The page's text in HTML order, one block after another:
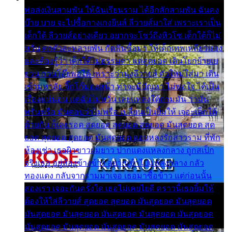
พ่อส่งเงินสามพัน ให้ฉันเรียนราม ได้อีกสักสามพัน ฉันคง
บ๊าย บาย จะไปซื้อกางเกงยีนส์ ลีวายส์มาใส่ เพราะเราเป็น
เด็กใต้ ลีวายส์อย่างเดียว อยากจะโชว์ถึงหิวโซ เด็กใต้ก็ไม่
หวั่น ตกตัวละหลายพัน กัดฟันซื้อมา ให้เด็กเทพเหลียวมอง
และต้องรู้ว่า เด็กใต้ไม่ธรรมดา แต่สุดยอด เดินโยกย้ายเย
ยวน กวนโอ๊ยพอได้ เพราะว่านุ่งลีวายส์ ตัวใหม่ใส่มา เดิน
เข้ามหาลัย จิ๊กโก๊มองหน้า ท่าจะมีปัญหา ไม่พอใจ ได้เป็น
เรื่องแน่นอน แต่ฉันไม่หวั่น เลยแหลงใต้ถามมัน ว่ามัน
พรั่นพรือ มันตอบว่าไม่พรื่อ เปลี่ยนเป็นยิ้มให้ เจอะเด็กใต้
ด้วยกัน ก็เลยรอด สุดยอด สุดยอด สุดยอด มันสุดยอด สุด
ยอด สุดยอด สุดยอด มันสุดยอด แอบหลงรักสาวราม ที่พัก
ห้องเช่า เธอผิวขาวผมยาว ปากแดงแหลงกลาง ถูกสเป็ก
จริงเธอ อยู่ห้องข้างข้าง อยากเข้าไปแหลงกลาง กลัว
ทองแดง กลับจากรามมาเจอ เธอมาซื้อข้าว แต่ก่อนนั้น
สองเรา เจอะกันครั้งใด เธอไม่เคยไยดี คราวนี้เธอยิ้มให้
ต้องให้ใส่ลีวายส์ สุดยอด สุดยอด มันสุดยอด มันสุดยอด
มันสุดยอด มันสุดยอด มันสุดยอด มันสุดยอด มันสุดยอด
มันสุดยอด มันสุดยอด มันสุดยอด มันสุดยอด มันสุดยอด